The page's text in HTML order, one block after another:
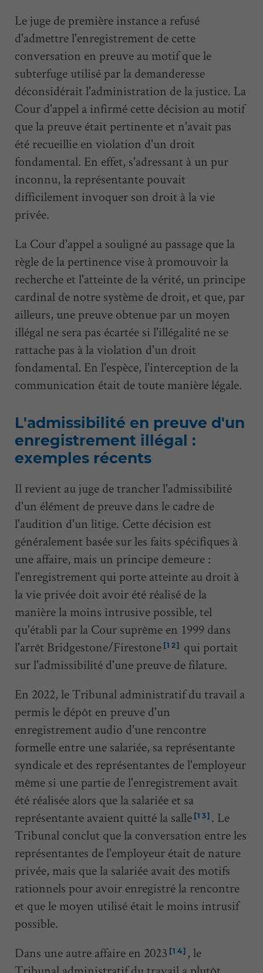
Le juge de première instance a refusé
d'admettre l'enregistrement de cette
conversation en preuve au motif que le
subterfuge utilisé par la demanderesse
déconsidérait l'administration de la justice. La
Cour d'appel a infirmé cette décision au motif
que la preuve était pertinente et n'avait pas
été recueillie en violation d'un droit
fondamental. En effet, s'adressant à un pur
inconnu, la représentante pouvait
difficilement invoquer son droit à la vie
privée.
La Cour d'appel a souligné au passage que la
règle de la pertinence vise à promouvoir la
recherche et l'atteinte de la vérité, un principe
cardinal de notre système de droit, et que, par
ailleurs, une preuve obtenue par un moyen
illégal ne sera pas écartée si l'illégalité ne se
rattache pas à la violation d'un droit
fondamental. En l'espèce, l'interception de la
communication était de toute manière légale.
L'admissibilité en preuve d'un
enregistrement illégal :
exemples récents
Il revient au juge de trancher l'admissibilité
d'un élément de preuve dans le cadre de
l'audition d'un litige. Cette décision est
généralement basée sur les faits spécifiques à
une affaire, mais un principe demeure :
l'enregistrement qui porte atteinte au droit à
la vie privée doit avoir été réalisé de la
manière la moins intrusive possible, tel
qu'établi par la Cour suprême en 1999 dans
l'arrêt Bridgestone/Firestone [12] qui portait
sur l'admissibilité d'une preuve de filature.
En 2022, le Tribunal administratif du travail a
permis le dépôt en preuve d'un
enregistrement audio d'une rencontre
formelle entre une salariée, sa représentante
syndicale et des représentantes de l'employeur
même si une partie de l'enregistrement avait
été réalisée alors que la salariée et sa
représentante avaient quitté la salle [13] . Le
Tribunal conclut que la conversation entre les
représentantes de l'employeur était de nature
privée, mais que la salariée avait des motifs
rationnels pour avoir enregistré la rencontre
et que le moyen utilisé était le moins intrusif
possible.
Dans une autre affaire en 2023 [14] , le